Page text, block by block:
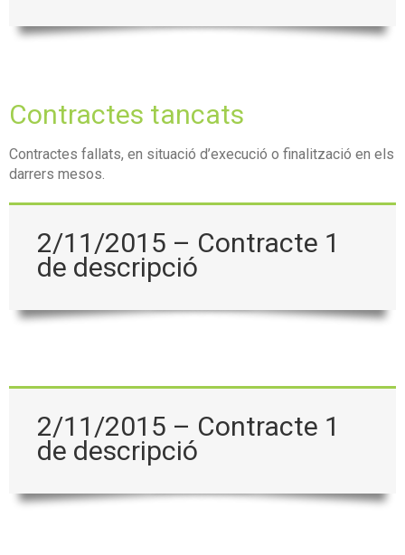
Contractes tancats
Contractes fallats, en situació d’execució o finalització en els
darrers mesos.
2/11/2015 – Contracte 1
de descripció
2/11/2015 – Contracte 1
de descripció